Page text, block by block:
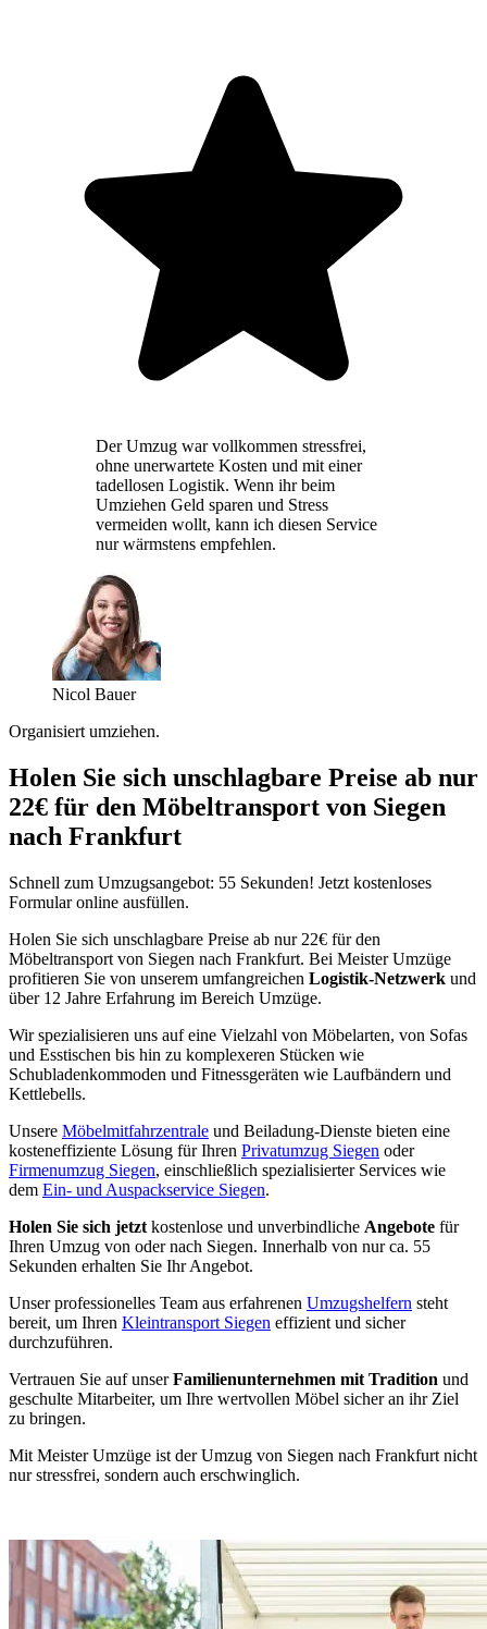
Der Umzug war vollkommen stressfrei,
ohne unerwartete Kosten und mit einer
tadellosen Logistik. Wenn ihr beim
Umziehen Geld sparen und Stress
vermeiden wollt, kann ich diesen Service
nur wärmstens empfehlen.
Nicol Bauer
Organisiert umziehen.
Holen Sie sich unschlagbare Preise ab nur
22€ für den Möbeltransport von Siegen
nach Frankfurt
Schnell zum Umzugsangebot: 55 Sekunden! Jetzt kostenloses
Formular online ausfüllen.
Holen Sie sich unschlagbare Preise ab nur 22€ für den
Möbeltransport von Siegen nach Frankfurt. Bei Meister Umzüge
profitieren Sie von unserem umfangreichen Logistik-Netzwerk und
über 12 Jahre Erfahrung im Bereich Umzüge.
Wir spezialisieren uns auf eine Vielzahl von Möbelarten, von Sofas
und Esstischen bis hin zu komplexeren Stücken wie
Schubladenkommoden und Fitnessgeräten wie Laufbändern und
Kettlebells.
Unsere Möbelmitfahrzentrale und Beiladung-Dienste bieten eine
kosteneffiziente Lösung für Ihren Privatumzug Siegen oder
Firmenumzug Siegen, einschließlich spezialisierter Services wie
dem Ein- und Auspackservice Siegen.
Holen Sie sich jetzt kostenlose und unverbindliche Angebote für
Ihren Umzug von oder nach Siegen. Innerhalb von nur ca. 55
Sekunden erhalten Sie Ihr Angebot.
Unser professionelles Team aus erfahrenen Umzugshelfern steht
bereit, um Ihren Kleintransport Siegen effizient und sicher
durchzuführen.
Vertrauen Sie auf unserFamilienunternehmen mit Tradition und
geschulte Mitarbeiter, um Ihre wertvollen Möbel sicher an ihr Ziel
zu bringen.
Mit Meister Umzüge ist der Umzug von Siegen nach Frankfurt nicht
nur stressfrei, sondern auch erschwinglich.